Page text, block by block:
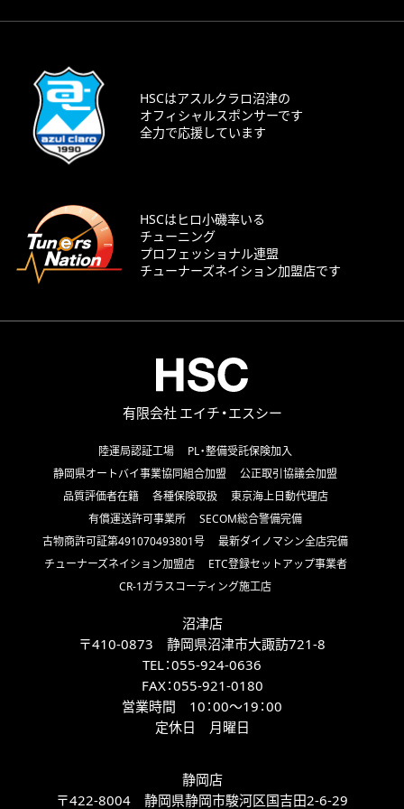
HSCはアスルクラロ沼津の
オフィシャルスポンサーです
全力で応援しています
HSCはヒロ小磯率いる
チューニング
プロフェッショナル連盟
チューナーズネイション加盟店です
有限会社 エイチ・エスシー
陸運局認証工場
PL・整備受託保険加入
静岡県オートバイ事業協同組合加盟
公正取引協議会加盟
品質評価者在籍
各種保険取扱
東京海上日動代理店
有償運送許可事業所
SECOM総合警備完備
古物商許可証第491070493801号
最新ダイノマシン全店完備
チューナーズネイション加盟店
ETC登録セットアップ事業者
CR-1ガラスコーティング施工店
沼津店
〒410-0873 静岡県沼津市大諏訪721-8
TEL：055-924-0636
FAX：055-921-0180
営業時間 10：00～19：00
定休日 月曜日
静岡店
〒422-8004 静岡県静岡市駿河区国吉田2-6-29